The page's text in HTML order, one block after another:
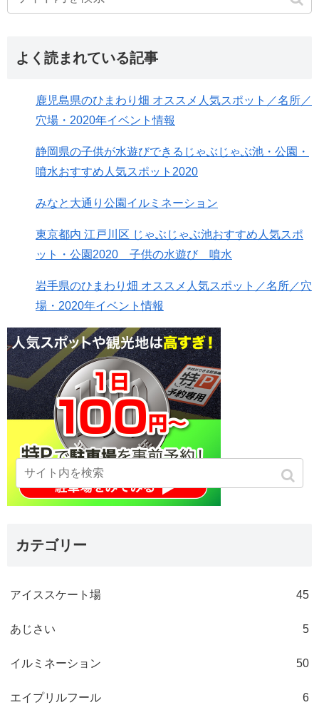
よく読まれている記事
鹿児島県のひまわり畑 オススメ人気スポット／名所／
穴場・2020年イベント情報
静岡県の子供が水遊びできるじゃぶじゃぶ池・公園・
噴水おすすめ人気スポット2020
みなと大通り公園イルミネーション
東京都内 江戸川区 じゃぶじゃぶ池おすすめ人気スポ
ット・公園2020 子供の水遊び 噴水
岩手県のひまわり畑 オススメ人気スポット／名所／穴
場・2020年イベント情報
カテゴリー
アイススケート場 45
あじさい 5
イルミネーション 50
エイプリルフール 6